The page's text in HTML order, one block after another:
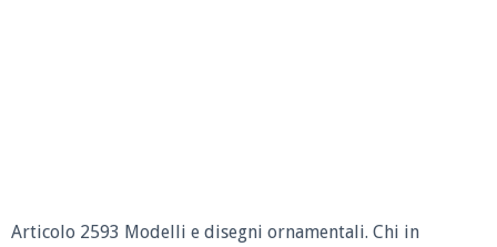
Articolo 2593 Modelli e disegni ornamentali. Chi in